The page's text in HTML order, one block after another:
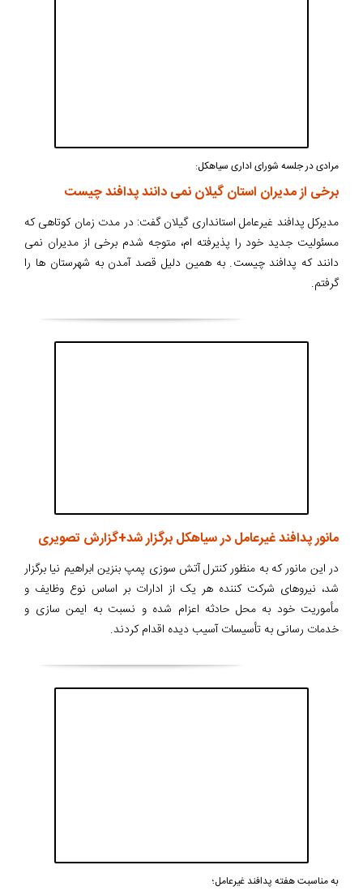
مرادی در جلسه شورای اداری سیاهکل:
برخی از مدیران استان گیلان نمی دانند پدافند چیست
مدیرکل پدافند غیرعامل استانداری گیلان گفت: در مدت زمان کوتاهی که
مسئولیت جدید خود را پذیرفته ام، متوجه شدم برخی از مدیران نمی
دانند که پدافند چیست. به همین دلیل قصد آمدن به شهرستان ها را
گرفتم.
مانور پدافند غیرعامل در سیاهکل برگزار شد+گزارش تصویری
در این مانور که به منظور کنترل آتش سوزی پمپ بنزین ابراهیم نیا برگزار
شد، نیروهای شرکت کننده هر یک از ادارات بر اساس نوع وظایف و
مأموریت خود به محل حادثه اعزام شده و نسبت به ایمن سازی و
خدمات رسانی به تأسیسات آسیب دیده اقدام کردند.
به مناسبت هفته پدافند غیرعامل؛